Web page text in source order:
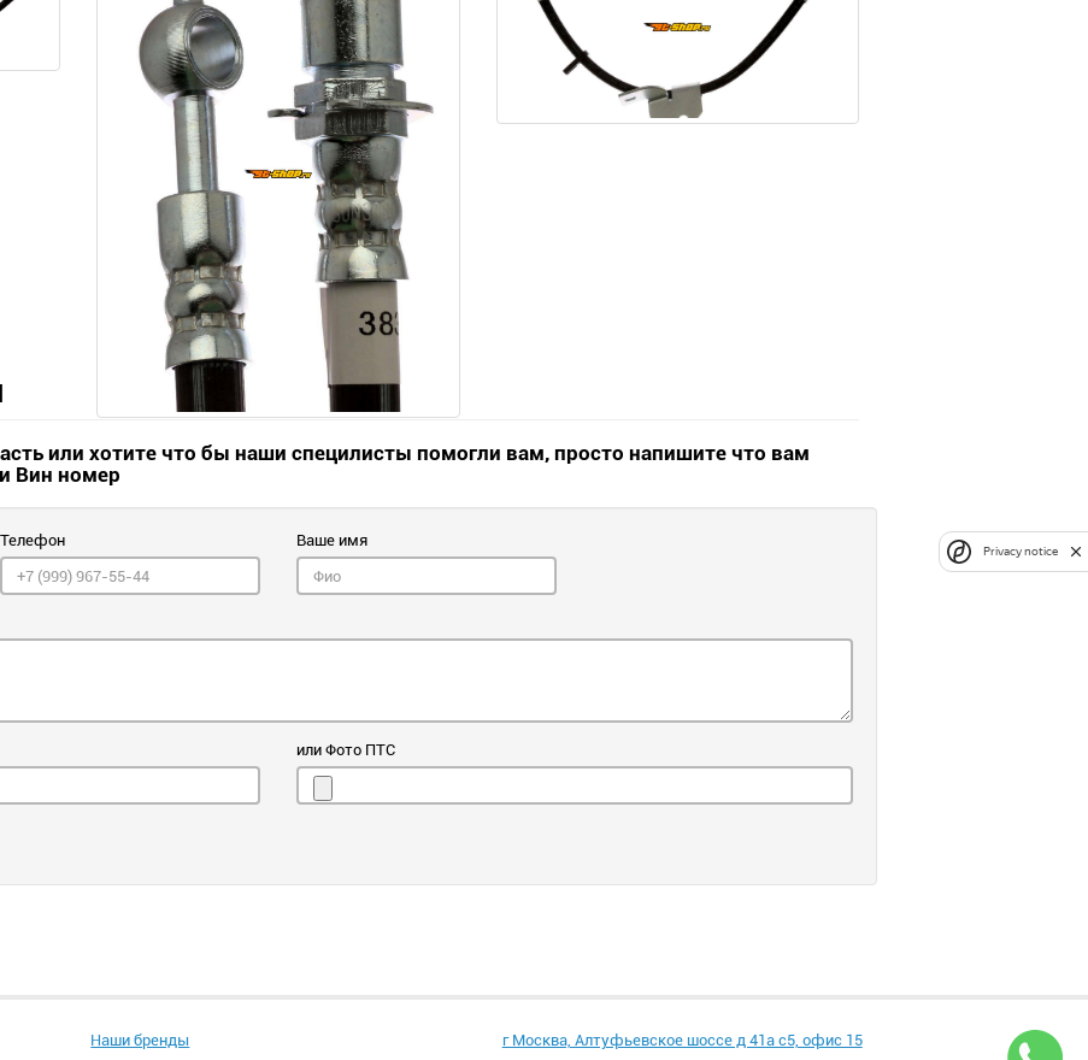
или хотите что бы наши специлисты помогли вам, просто напишите что вам
Вин номер
Телефон Ваше имя
или Фото ПТС
Наши бренды г Москва, Алтуфьевское шоссе д 41а с5, офис 15
Privacy notice